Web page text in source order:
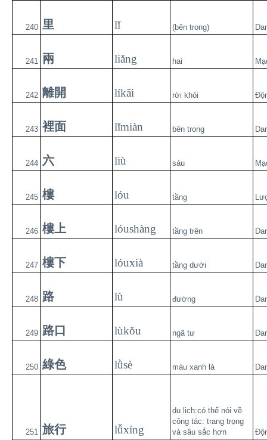
240 里 lǐ (bên trong)
241 兩 liǎng hai
242 離開 líkāi rời khỏi
243 裡面 lǐmiàn bên trong
244 六 liù sáu
245 樓 lóu tầng
246 樓上 lóushàng tầng trên
247 樓下 lóuxià tầng dưới
248 路 lù đường
249 路口 lùkǒu ngã tư
250 綠色 lǜsè màu xanh lá
251 旅行 lǚxíng
du lịch:có thể nói về
công tác: trang trọng
và sâu sắc hơn